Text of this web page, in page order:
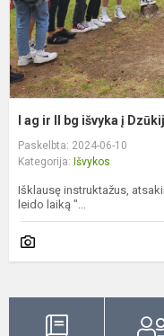
I ag ir II bg išvyka į
Paskelbta: 2024-06-10
Kategorija: Išvykos
Išklausę instruktažus,
leido laiką "...